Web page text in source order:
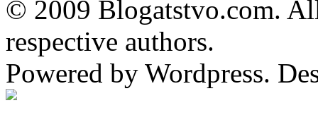
© 2009 Blogatstvo.com.
respective authors.
Powered by Wordpress.